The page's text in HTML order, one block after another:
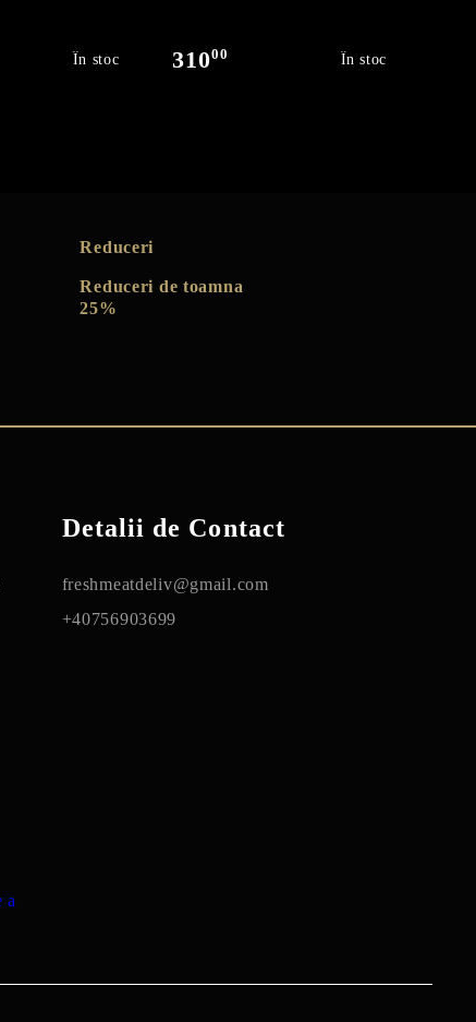
În stoc 31000 În stoc
Reduceri
Reduceri de toamna
25%
Detalii de Contact
freshmeatdeliv@gmail.com
+40756903699